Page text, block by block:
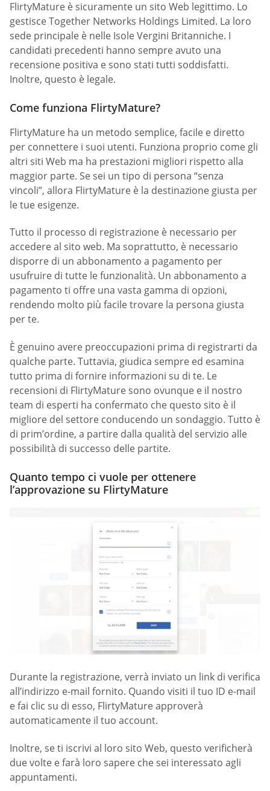
FlirtyMature è sicuramente un sito Web legittimo. Lo
gestisce Together Networks Holdings Limited. La loro
sede principale è nelle Isole Vergini Britanniche. I
candidati precedenti hanno sempre avuto una
recensione positiva e sono stati tutti soddisfatti.
Inoltre, questo è legale.
Come funziona FlirtyMature?
FlirtyMature ha un metodo semplice, facile e diretto
per connettere i suoi utenti. Funziona proprio come gli
altri siti Web ma ha prestazioni migliori rispetto alla
maggior parte. Se sei un tipo di persona “senza
vincoli”, allora FlirtyMature è la destinazione giusta per
le tue esigenze.
Tutto il processo di registrazione è necessario per
accedere al sito web. Ma soprattutto, è necessario
disporre di un abbonamento a pagamento per
usufruire di tutte le funzionalità. Un abbonamento a
pagamento ti offre una vasta gamma di opzioni,
rendendo molto più facile trovare la persona giusta
per te.
È genuino avere preoccupazioni prima di registrarti da
qualche parte. Tuttavia, giudica sempre ed esamina
tutto prima di fornire informazioni su di te. Le
recensioni di FlirtyMature sono ovunque e il nostro
team di esperti ha confermato che questo sito è il
migliore del settore conducendo un sondaggio. Tutto è
di prim’ordine, a partire dalla qualità del servizio alle
possibilità di successo delle partite.
Quanto tempo ci vuole per ottenere
l’approvazione su FlirtyMature
Durante la registrazione, verrà inviato un link di verifica
all’indirizzo e-mail fornito. Quando visiti il tuo ID e-mail
e fai clic su di esso, FlirtyMature approverà
automaticamente il tuo account.
Inoltre, se ti iscrivi al loro sito Web, questo verificherà
due volte e farà loro sapere che sei interessato agli
appuntamenti.